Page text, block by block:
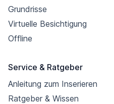
Grundrisse
Virtuelle Besichtigung
Offline
Service & Ratgeber
Anleitung zum Inserieren
Ratgeber & Wissen